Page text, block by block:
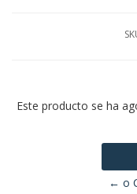
Este producto se ha
← o